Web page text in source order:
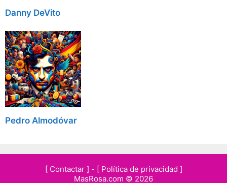
Danny DeVito
Pedro Almodóvar
[ Contactar ] - [ Política de privacidad ]
MasRosa.com © 2026